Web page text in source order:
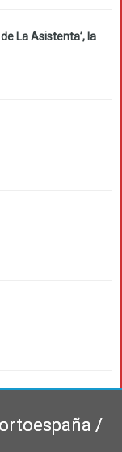
La Asistenta’, la
/